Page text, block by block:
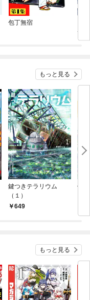
包丁無宿
チ
異
もっと見る
鍵つきテラリウム
（１）
649
僕
もっと見る